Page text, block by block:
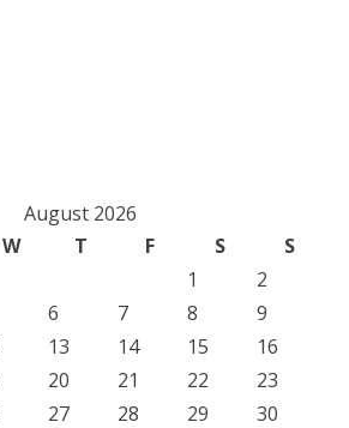
August 2026
W T F S
S
1
2
6 7 8
9
13 14 15
16
20 21 22
23
27 28 29
30